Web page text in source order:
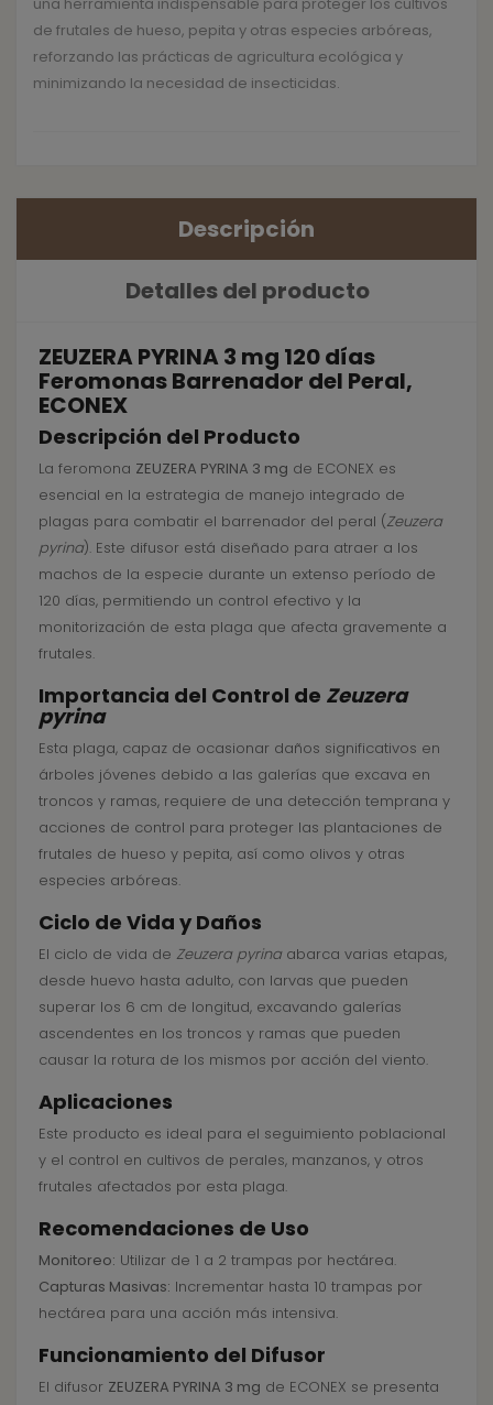
de frutales de hueso, pepita y otras especies arbóreas,
reforzando las prácticas de agricultura ecológica y
minimizando la necesidad de insecticidas.
Descripción
Detalles del producto
ZEUZERA PYRINA 3 mg 120 días
Feromonas Barrenador del Peral,
ECONEX
Descripción del Producto
La feromona ZEUZERA PYRINA 3 mg de ECONEX es
esencial en la estrategia de manejo integrado de
plagas para combatir el barrenador del peral (Zeuzera
pyrina). Este difusor está diseñado para atraer a los
machos de la especie durante un extenso período de
120 días, permitiendo un control efectivo y la
monitorización de esta plaga que afecta gravemente a
frutales.
Importancia del Control de Zeuzera
pyrina
Esta plaga, capaz de ocasionar daños significativos en
árboles jóvenes debido a las galerías que excava en
troncos y ramas, requiere de una detección temprana y
acciones de control para proteger las plantaciones de
frutales de hueso y pepita, así como olivos y otras
especies arbóreas.
Ciclo de Vida y Daños
El ciclo de vida de Zeuzera pyrinaabarca varias etapas,
desde huevo hasta adulto, con larvas que pueden
superar los 6 cm de longitud, excavando galerías
ascendentes en los troncos y ramas que pueden
causar la rotura de los mismos por acción del viento.
Aplicaciones
Este producto es ideal para el seguimiento poblacional
y el control en cultivos de perales, manzanos, y otros
frutales afectados por esta plaga.
Recomendaciones de Uso
Monitoreo: Utilizar de 1 a 2 trampas por hectárea.
Capturas Masivas: Incrementar hasta 10 trampas por
hectárea para una acción más intensiva.
Funcionamiento del Difusor
El difusor ZEUZERA PYRINA 3 mg de ECONEX se presenta